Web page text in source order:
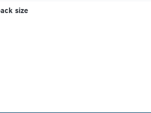
size